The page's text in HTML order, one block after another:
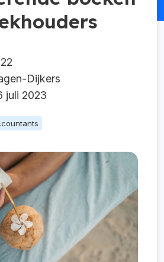
Dijkers
juli 2023